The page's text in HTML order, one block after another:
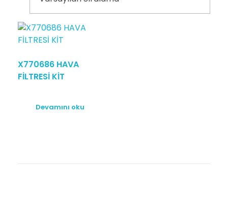
X770686 HAVA
FİLTRESİ KİT
Devamını oku